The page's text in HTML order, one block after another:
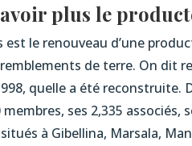
plus le
est le renouveau d’une
de terre. On dit
quelle a été reconstruite.
membres, ses 2,335 associés,
à Gibellina, Marsala,